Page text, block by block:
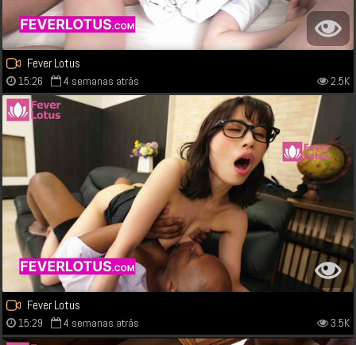
Fever Lotus
15:26 4 semanas atrás 2.5K
Fever Lotus
15:29 4 semanas atrás 3.5K